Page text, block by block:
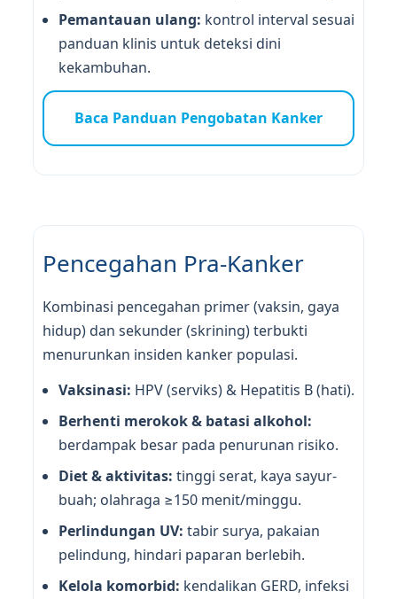
Pemantauan ulang: kontrol interval sesuai
panduan klinis untuk deteksi dini
kekambuhan.
Baca Panduan Pengobatan Kanker
Pencegahan Pra-Kanker
Kombinasi pencegahan primer (vaksin, gaya
hidup) dan sekunder (skrining) terbukti
menurunkan insiden kanker populasi.
Vaksinasi: HPV (serviks) & Hepatitis B (hati).
Berhenti merokok & batasi alkohol:
berdampak besar pada penurunan risiko.
Diet & aktivitas: tinggi serat, kaya sayur-
buah; olahraga ≥150 menit/minggu.
Perlindungan UV: tabir surya, pakaian
pelindung, hindari paparan berlebih.
Kelola komorbid: kendalikan GERD, infeksi